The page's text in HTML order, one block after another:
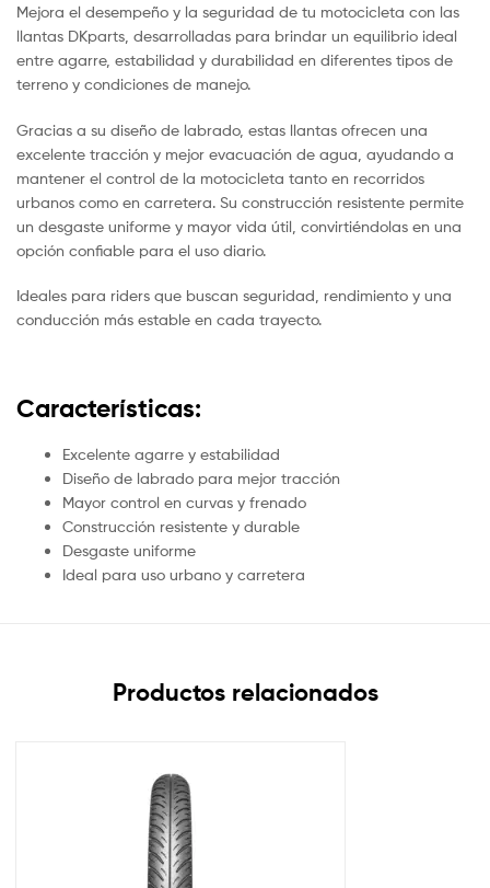
Mejora el desempeño y la seguridad de tu motocicleta con las
llantas DKparts, desarrolladas para brindar un equilibrio ideal
entre agarre, estabilidad y durabilidad en diferentes tipos de
terreno y condiciones de manejo.
Gracias a su diseño de labrado, estas llantas ofrecen una
excelente tracción y mejor evacuación de agua, ayudando a
mantener el control de la motocicleta tanto en recorridos
urbanos como en carretera. Su construcción resistente permite
un desgaste uniforme y mayor vida útil, convirtiéndolas en una
opción confiable para el uso diario.
Ideales para riders que buscan seguridad, rendimiento y una
conducción más estable en cada trayecto.
Características:
Excelente agarre y estabilidad
Diseño de labrado para mejor tracción
Mayor control en curvas y frenado
Construcción resistente y durable
Desgaste uniforme
Ideal para uso urbano y carretera
Productos relacionados